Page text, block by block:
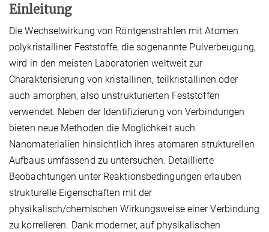
Einleitung
Die Wechselwirkung von Röntgenstrahlen mit Atomen
polykristalliner Feststoffe, die sogenannte Pulverbeugung,
wird in den meisten Laboratorien weltweit zur
Charakterisierung von kristallinen, teilkristallinen oder
auch amorphen, also unstrukturierten Feststoffen
verwendet. Neben der Identifizierung von Verbindungen
bieten neue Methoden die Möglichkeit auch
Nanomaterialien hinsichtlich ihres atomaren strukturellen
Aufbaus umfassend zu untersuchen. Detaillierte
Beobachtungen unter Reaktionsbedingungen erlauben
strukturelle Eigenschaften mit der
physikalisch/chemischen Wirkungsweise einer Verbindung
zu korrelieren. Dank moderner, auf physikalischen